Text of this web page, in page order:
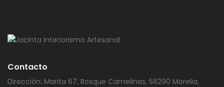
Contacto
Dirección: Marita 67, Bosque Camelinas, 58290 Morelia,